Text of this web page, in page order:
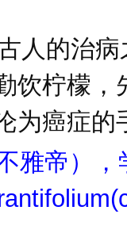
人的治病
饮柠檬，
为癌症的
雅帝）